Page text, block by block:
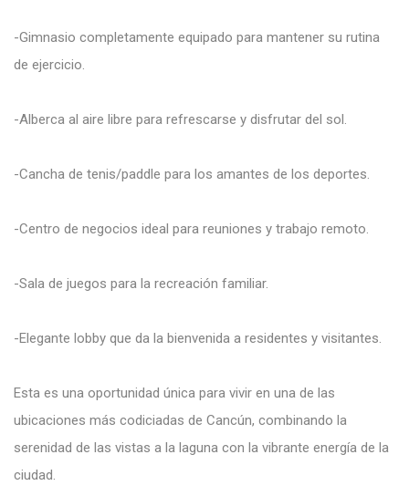
-Gimnasio completamente equipado para mantener su rutina
de ejercicio.
-Alberca al aire libre para refrescarse y disfrutar del sol.
-Cancha de tenis/paddle para los amantes de los deportes.
-Centro de negocios ideal para reuniones y trabajo remoto.
-Sala de juegos para la recreación familiar.
-Elegante lobby que da la bienvenida a residentes y visitantes.
Esta es una oportunidad única para vivir en una de las
ubicaciones más codiciadas de Cancún, combinando la
serenidad de las vistas a la laguna con la vibrante energía de la
ciudad.